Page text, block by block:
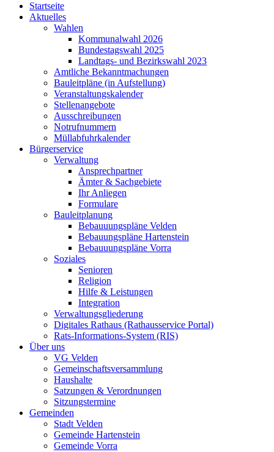
Startseite
Aktuelles
Wahlen
Kommunalwahl 2026
Bundestagswahl 2025
Landtags- und Bezirkswahl 2023
Amtliche Bekanntmachungen
Bauleitpläne (in Aufstellung)
Veranstaltungskalender
Stellenangebote
Ausschreibungen
Notrufnummern
Müllabfuhrkalender
Bürgerservice
Verwaltung
Ansprechpartner
Ämter & Sachgebiete
Ihr Anliegen
Formulare
Bauleitplanung
Bebauuungspläne Velden
Bebauungspläne Hartenstein
Bebauuungspläne Vorra
Soziales
Senioren
Religion
Hilfe & Leistungen
Integration
Verwaltungsgliederung
Digitales Rathaus (Rathausservice Portal)
Rats-Informations-System (RIS)
Über uns
VG Velden
Gemeinschaftsversammlung
Haushalte
Satzungen & Verordnungen
Sitzungstermine
Gemeinden
Stadt Velden
Gemeinde Hartenstein
Gemeinde Vorra